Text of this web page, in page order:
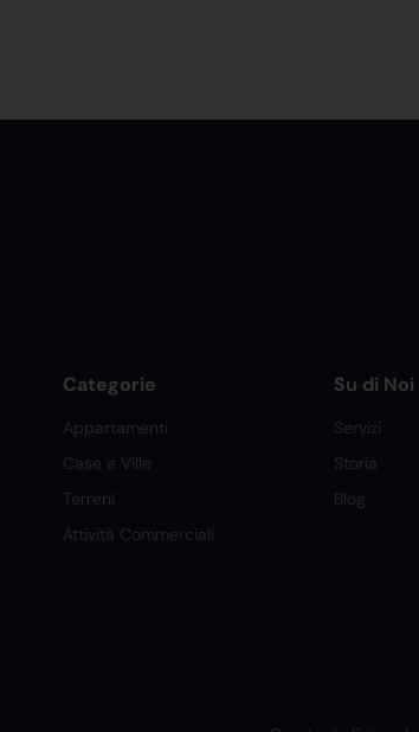
Categorie
Appartamenti
Case e Ville
Terreni
Attività Commerciali
Su di Noi
Servizi
Storia
Blog